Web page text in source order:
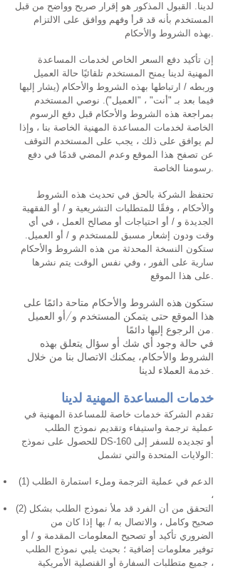
لدينا. القبول المذكور هو إقرار صريح وواضح من قبل
المستخدم بأنه قد قرأ وفهم ووافق على الالتزام
بهذه الشروط والأحكام.
إن تأكيد دفع السعر الخاص لخدمات المساعدة
المهنية لدينا يمنح المستخدم تلقائيًا حالة العميل
وربطه / ارتباطها بهذه الشروط والأحكام (يشار إليها
فيما بعد بـ "أنت" ، "العميل"). نوصي المستخدم
بمراجعة هذه الشروط والأحكام قبل دفع الرسوم
الخاصة لخدمات المساعدة المهنية الخاصة بنا ، وإذا
لم يوافق على ذلك ، يجب على المستخدم التوقف
عن تصفح هذا الموقع وعدم المضي قدمًا في دفع
رسومنا الخاصة.
تحتفظ الشركة بالحق في تحديث هذه الشروط
والأحكام ، وفقًا للمتطلبات التشريعية و / أو الفقهية
الجديدة و / أو احتياجات أو مصالح العمل ، في أي
وقت ودون إشعار مسبق للمستخدم و / أو العميل.
ستكون النسخة المحدثة من هذه الشروط والأحكام
سارية على الفور ، وفي نفس الوقت يتم نشرها
على هذا الموقع.
ستكون هذه الشروط والأحكام متاحة دائمًا على
هذا الموقع حتى يتمكن المستخدم و/أو العميل
من الرجوع إليها دائمًا.
في حالة وجود أي شك أو سؤال يتعلق بهذه
الشروط والأحكام، يمكنك الاتصال بنا من خلال
خدمة العملاء لدينا.
خدمات المساعدة المهنية لدينا
تقدم الشركة خدمات خاصة للمساعدة المهنية في
عملية ترجمة واستيفاء وتقديم نموذج الطلب
للحصول على نموذج DS-160 أو تجديده للسفر إلى
الولايات المتحدة والتي تشمل:
(1) الدعم في عملية الترجمة وملء استمارة الطلب
،
(2) التحقق من أن الفرد قد ملأ نموذج الطلب بشكل
صحيح وكامل ، والاتصال به / بها إذا كان من
الضروري تأكيد أو تصحيح المعلومات المقدمة و / أو
توفير معلومات إضافية ؛ بحيث يلبي نموذج الطلب
جميع متطلبات السفارة أو القنصلية الأمريكية ،